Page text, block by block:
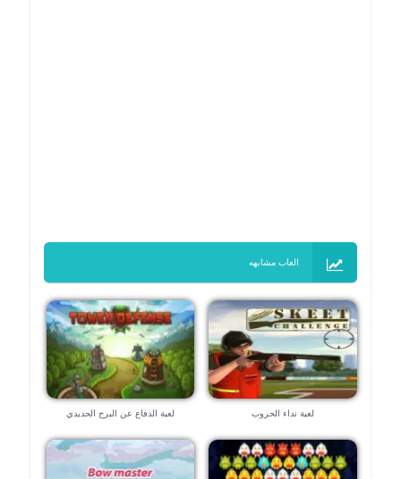
العاب مشابهه
لعبة نداء الحروب لعبة الدفاع عن البرج الحديدي